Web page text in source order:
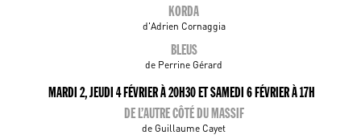
KORDA
d'Adrien Cornaggia
BLEUS
de Perrine Gérard
MARDI 2, JEUDI 4 FÉVRIER À 20H30 ET SAMEDI 6 FÉVRIER À 17H
DE L’AUTRE CÔTÉ DU MASSIF
de Guillaume Cayet